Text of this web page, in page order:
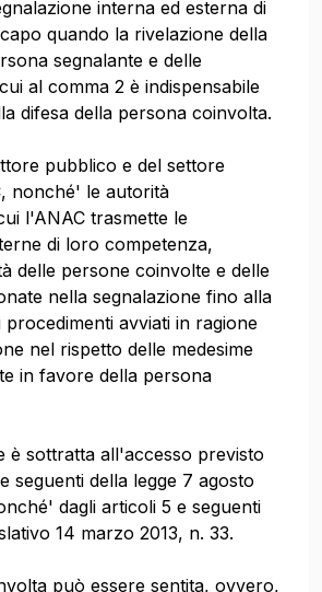
interna ed esterna di
quando la rivelazione della
segnalante e delle
al comma 2 è indispensabile
difesa della persona coinvolta.
pubblico e del settore
nonché' le autorità
l'ANAC trasmette le
di loro competenza,
delle persone coinvolte e delle
nella segnalazione fino alla
avviati in ragione
nel rispetto delle medesime
in favore della persona
è sottratta all'accesso previsto
seguenti della legge 7 agosto
dagli articoli 5 e seguenti
14 marzo 2013, n. 33.
può essere sentita, ovvero,